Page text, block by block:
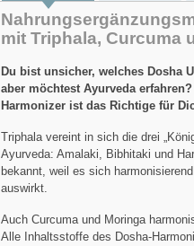
mit Triphala, Curcuma
Du bist unsicher, welches Dosha
aber möchtest Ayurveda
Harmonizer ist das Richtige für
Triphala vereint in sich die drei
Ayurveda: Amalaki, Bibhitaki und
bekannt, weil es sich
auswirkt.
Auch Curcuma und Moringa
Alle Inhaltsstoffe des Dosha-